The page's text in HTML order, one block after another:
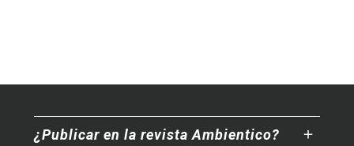
¿Publicar en la revista Ambientico?